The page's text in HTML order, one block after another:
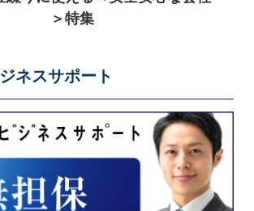
＞特集
ネスサポート